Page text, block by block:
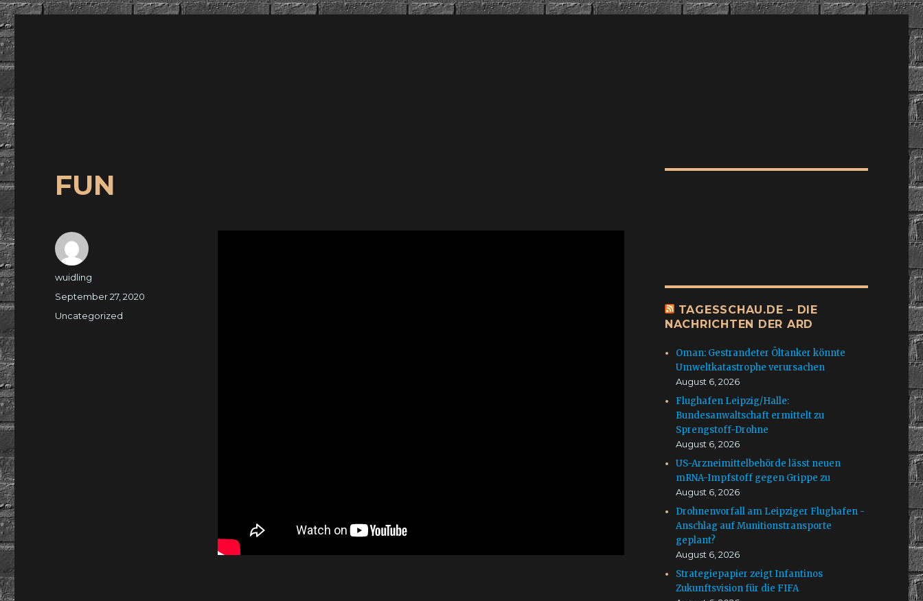
FUN
Autor
wuidling
Veröffentlicht
September 27, 2020
Kategorien
Uncategorized
TAGESSCHAU.DE – DIE
NACHRICHTEN DER ARD
Oman: Gestrandeter Öltanker könnte
Umweltkatastrophe verursachen
August 6, 2026
Flughafen Leipzig/Halle:
Bundesanwaltschaft ermittelt zu
Sprengstoff-Drohne
August 6, 2026
US-Arzneimittelbehörde lässt neuen
mRNA-Impfstoff gegen Grippe zu
August 6, 2026
Drohnenvorfall am Leipziger Flughafen -
Anschlag auf Munitionstransporte
geplant?
August 6, 2026
Strategiepapier zeigt Infantinos
Zukunftsvision für die FIFA